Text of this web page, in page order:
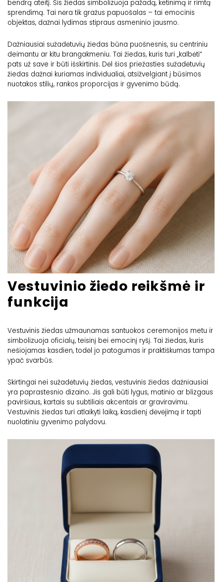
bendrą ateitį. Šis žiedas simbolizuoja pažadą, ketinimą ir rimtą
sprendimą. Tai nėra tik gražus papuošalas – tai emocinis
objektas, dažnai lydimas stipraus asmeninio jausmo.
Dažniausiai sužadėtuvių žiedas būna puošnesnis, su centriniu
deimantu ar kitu brangakmeniu. Tai žiedas, kuris turi „kalbėti“
pats už save ir būti išskirtinis. Dėl šios priežasties sužadėtuvių
žiedas dažnai kuriamas individualiai, atsižvelgiant į būsimos
nuotakos stilių, rankos proporcijas ir gyvenimo būdą.
Vestuvinio žiedo reikšmė ir
funkcija
Vestuvinis žiedas užmaunamas santuokos ceremonijos metu ir
simbolizuoja oficialų, teisinį bei emocinį ryšį. Tai žiedas, kuris
nešiojamas kasdien, todėl jo patogumas ir praktiškumas tampa
ypač svarbūs.
Skirtingai nei sužadėtuvių žiedas, vestuvinis žiedas dažniausiai
yra paprastesnio dizaino. Jis gali būti lygus, matinio ar blizgaus
paviršiaus, kartais su subtiliais akcentais ar graviravimu.
Vestuvinis žiedas turi atlaikyti laiką, kasdienį dėvėjimą ir tapti
nuolatiniu gyvenimo palydovu.